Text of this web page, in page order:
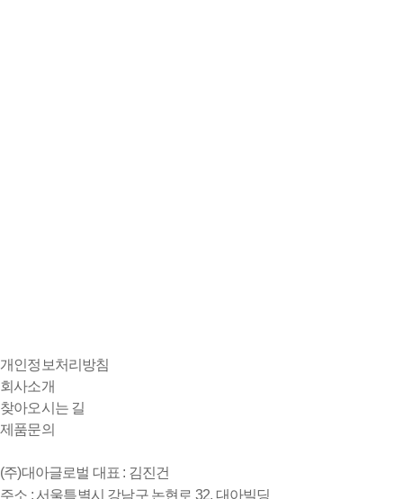
개인정보처리방침
회사소개
찾아오시는 길
제품문의
(주)대아글로벌 대표 : 김진건
주소 : 서울특별시 강남구 논현로 32, 대아빌딩